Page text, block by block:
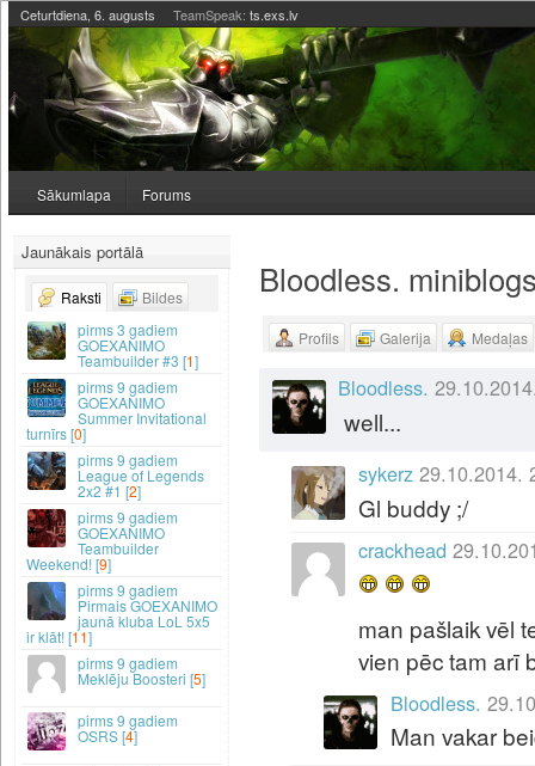
Ceturtdiena, 6. augusts TeamSpeak: ts.exs.lv
Sākumlapa Forums
Bloodless.
Profils Galerija Medaļas
Bloodless.
well...
sykerz 29.10.2014.
Gl buddy ;/
crackhead
man pašlaik vēl
vien pēc tam arī
Bloodless.
Man vakar
Jaunākais portālā
Raksti
Bildes
3 gadiem
GOEXANIMO
Teambuilder #3 [1]
9 gadiem
GOEXANIMO
Summer Invitational
turnīrs [0]
9 gadiem
League of Legends
2x2 #1 [2]
9 gadiem
GOEXANIMO
Teambuilder
Weekend! [9]
9 gadiem
Pirmais GOEXANIMO
jaunā kluba LoL 5x5
ir klāt! [11]
9 gadiem
Meklēju Boosteri [5]
9 gadiem
OSRS [4]